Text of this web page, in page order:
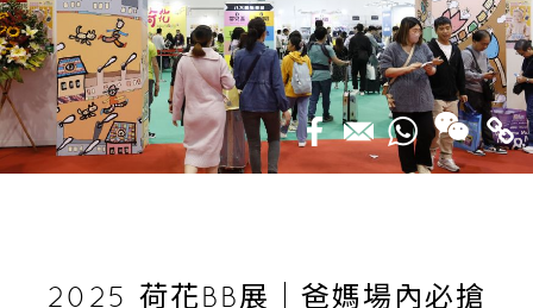
2025 荷花BB展｜爸媽場內必搶